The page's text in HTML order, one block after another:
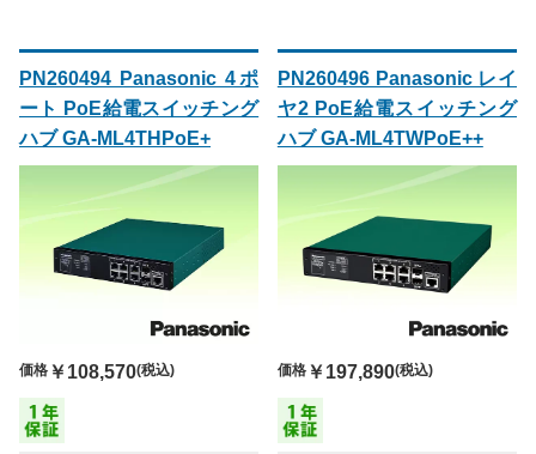
PN260494 Panasonic 4ポ
ート PoE給電スイッチング
ハブ GA-ML4THPoE+
価格 ￥108,570(税込)
PN260496 Panasonic レイ
ヤ2 PoE給電スイッチング
ハブ GA-ML4TWPoE++
価格￥197,890(税込)